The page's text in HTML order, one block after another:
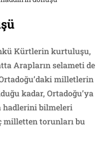
Kürtlerin kurtuluşu,
Arapların selameti de
milletlerin
kadar, Ortadoğu’ya
hadlerini bilmeleri
milletten torunları bu